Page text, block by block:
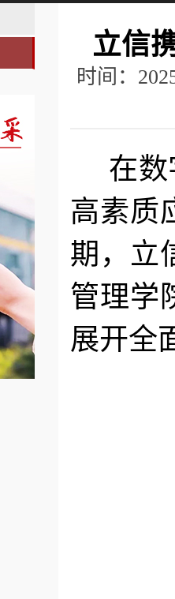
立信
时间：
在
高素质
期，立
管理学
展开全